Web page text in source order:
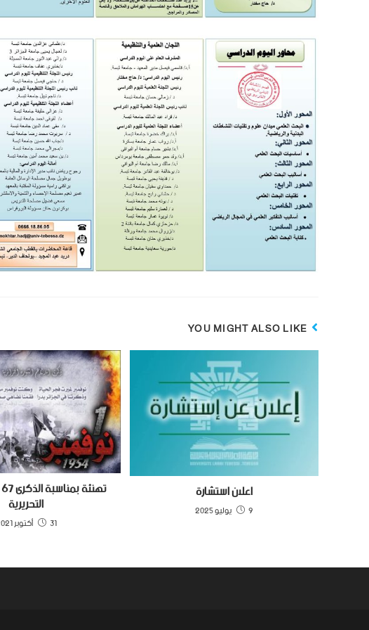
YOU MIGHT ALSO LIKE
التحريرية
31 أكتوبر 2021
اعلان استشارة
9 يوليو 2025